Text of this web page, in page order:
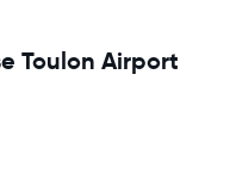
Toulon Airport